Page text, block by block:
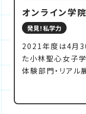
オンライン
発見！私学力
2021年度は4月
た小林聖心女子
体験部門・リアル
表し、セレモニー